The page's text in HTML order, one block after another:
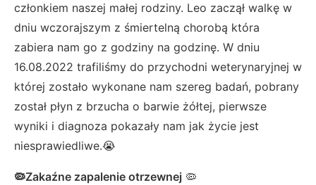
członkiem naszej małej rodziny. Leo zaczął walkę w
dniu wczorajszym z śmiertelną chorobą która
zabiera nam go z godziny na godzinę. W dniu
16.08.2022 trafiliśmy do przychodni weterynaryjnej w
której zostało wykonane nam szereg badań, pobrany
został płyn z brzucha o barwie żółtej, pierwsze
wyniki i diagnoza pokazały nam jak życie jest
niesprawiedliwe.😭
🦠Zakaźne zapalenie otrzewnej 🦠